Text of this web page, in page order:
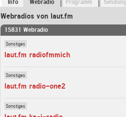
Info Webradio Programm
Webradios von laut.fm
15831 Webradio
Sonstiges
laut.fm radiofmmich
Sonstiges
laut.fm radio-one2
Sonstiges